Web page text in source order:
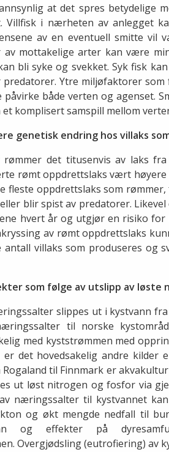
at det spres betydelige
Villfisk i nærheten av anlegget
av en eventuell smitte vil
av mottakelige arter kan være
bli syke og svekket. Syk fisk
Ytre miljøfaktorer
påvirke både verten og agenset.
et komplisert samspill mellom
genetisk endring hos villaks
rømmer det titusenvis av laks
rømt oppdrettslaks vært
fleste oppdrettslaks som
blir spist av predatorer.
hvert år og utgjør en risiko for
av rømt oppdrettslaks
antall villaks som produseres og
som følge av utslipp av
slippes ut i kystvann
til norske
med kyststrømmen med
det hovedsakelig andre kilder
Rogaland til Finnmark er
ut løst nitrogen og fosfor via
næringssalter til kystvannet
og økt mengde nedfall til
og effekter på
Overgjødsling (eutrofiering) av